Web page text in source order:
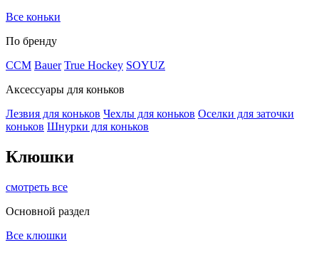
Все коньки
По бренду
ССМ Bauer True Hockey SOYUZ
Аксессуары для коньков
Лезвия для коньков Чехлы для коньков Оселки для заточки
коньков Шнурки для коньков
Клюшки
смотреть все
Основной раздел
Все клюшки